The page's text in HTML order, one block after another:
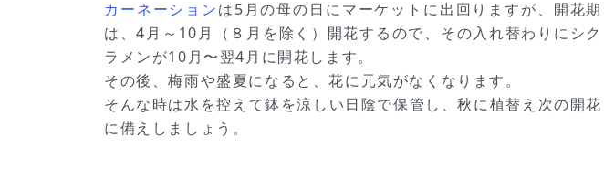
カーネーションは5月の母の日にマーケットに出回りますが、開花期
は、4月～10月（８月を除く）開花するので、その入れ替わりにシク
ラメンが10月〜翌4月に開花します。
その後、梅雨や盛夏になると、花に元気がなくなります。
そんな時は水を控えて鉢を涼しい日陰で保管し、秋に植替え次の開花
に備えしましょう。